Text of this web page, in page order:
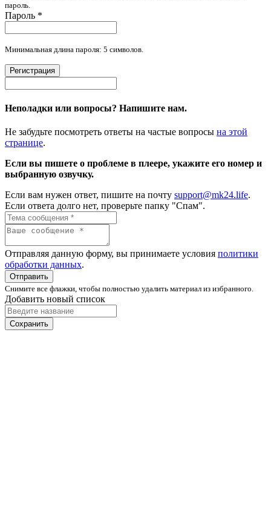
пароль.
Пароль *
Минимальная длина пароля: 5 символов.
Регистрация
Неполадки или вопросы? Напишите нам.
Не забудьте посмотреть ответы на частые вопросы на этой
странице.
Если вы пишете о проблеме в плеере, укажите его номер и
выбранную озвучку.
Если вам нужен ответ, пишите на почту support@mk24.life.
Если ответа долго нет, проверьте папку "Спам".
Отправляя данную форму, вы принимаете условия политики
обработки данных.
Отправить
Снимите все флажки, чтобы полностью удалить материал из избранного.
Добавить новый список
Сохранить